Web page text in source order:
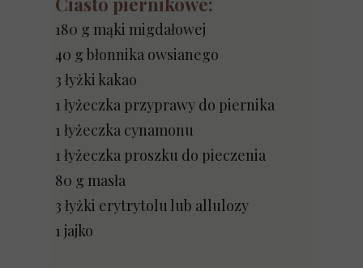
180 g mąki migdałowej
40 g błonnika owsianego
3 łyżki kakao
1 łyżeczka przyprawy do piernika
1 łyżeczka cynamonu
1 łyżeczka proszku do pieczenia
80 g masła
3 łyżki erytrytolu lub allulozy
1 jajko